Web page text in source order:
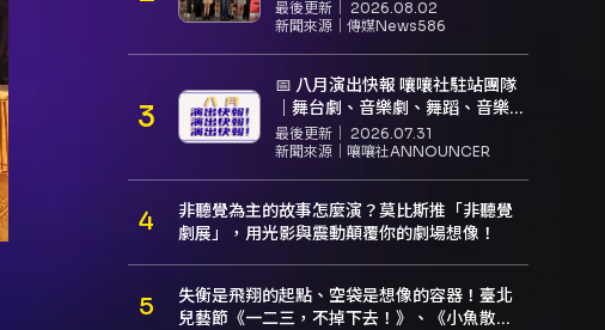
最後更新｜ 2026.08.02
新聞來源｜ 傳媒News586
📅 八月演出快報 嚷嚷社駐站團隊
｜舞台劇、音樂劇、舞蹈、音樂推
薦
最後更新｜ 2026.07.31
新聞來源｜ 嚷嚷社ANNOUNCER
非聽覺為主的故事怎麼演？莫比斯推「非聽覺
劇展」，用光影與震動顛覆你的劇場想像！
失衡是飛翔的起點、空袋是想像的容器！臺北
兒藝節《一二三，不掉下去！》、《小魚散